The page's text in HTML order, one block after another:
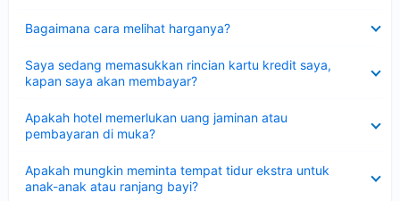
Bagaimana cara melihat harganya?
Saya sedang memasukkan rincian kartu kredit saya,
kapan saya akan membayar?
Apakah hotel memerlukan uang jaminan atau
pembayaran di muka?
Apakah mungkin meminta tempat tidur ekstra untuk
anak-anak atau ranjang bayi?